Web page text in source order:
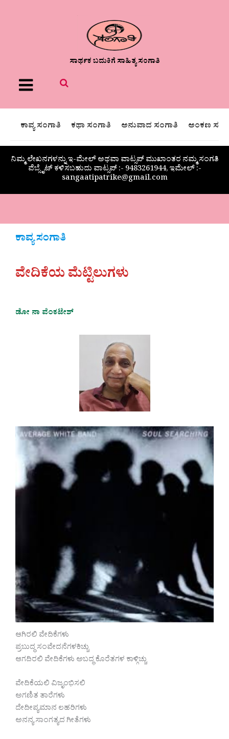
ಸಾರ್ಥಕ ಬದುಕಿಗೆ ಸಾಹಿತ್ಯ ಸಂಗಾತಿ
Menu
ಕಾವ್ಯ ಸಂಗಾತಿ ಕಥಾ ಸಂಗಾತಿ ಅನುವಾದ ಸಂಗಾತಿ ಅಂಕಣ
ನಿಮ್ಮ ಲೇಖನಗಳನ್ನು ಇ-ಮೇಲ್ ಅಥವಾ ವಾಟ್ಸಪ್ ಮುಖಾಂತರ ನಮ್ಮ ಸಂಗತಿ
ವೆಬ್ಸೈಟ್ ಕಳಿಸಬಹುದು ವಾಟ್ಸಪ್‌ :- 9483261944, ಇಮೇಲ್ :-
sangaatipatrike@gmail.com
ಕಾವ್ಯ ಸಂಗಾತಿ
ವೇದಿಕೆಯ ಮೆಟ್ಟಿಲುಗಳು
ಡೋ ನಾ ವೆಂಕಟೇಶ್
ಆಗಿರಲಿ ವೇದಿಕೆಗಳು
ಪ್ರಬುದ್ಧ ಸಂವೇದನೆಗಳಕಿಚ್ಚು
ಆಗದಿರಲಿ ವೇದಿಕೆಗಳು ಅಬದ್ಧ ಕೊರೆತಗಳ ಕಾಳ್ಗಿಚ್ಚು
ವೇದಿಕೆಯಲಿ ವಿಜೃಂಭಿಸಲಿ
ಅಗಣಿತ ತಾರೆಗಳು
ದೇದೀಪ್ಯಮಾನ ಲಹರಿಗಳು
ಅನನ್ಯ ಸಾಂಗತ್ಯದ ಗೀತೆಗಳು